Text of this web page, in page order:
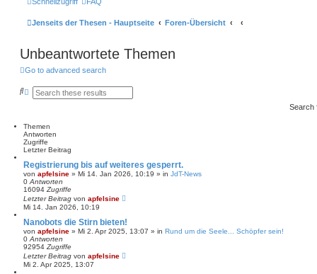
Jenseits der Thesen - Hauptseite Foren-Übersicht
Unbeantwortete Themen
Go to advanced search
S
e
E
i
t
e
r
e
S
u
c
h
e
Search
Themen
Antworten
Zugriffe
Letzter Beitrag
Registrierung bis auf weiteres gesperrt.
von apfelsine » Mi 14. Jan 2026, 10:19 » in JdT-News
0 Antworten
16094 Zugriffe
Letzter Beitrag von apfelsine
Mi 14. Jan 2026, 10:19
Nanobots die Stirn bieten!
von apfelsine » Mi 2. Apr 2025, 13:07 » in Rund um die Seele... Schöpfer sein!
0 Antworten
92954 Zugriffe
Letzter Beitrag von apfelsine
Mi 2. Apr 2025, 13:07